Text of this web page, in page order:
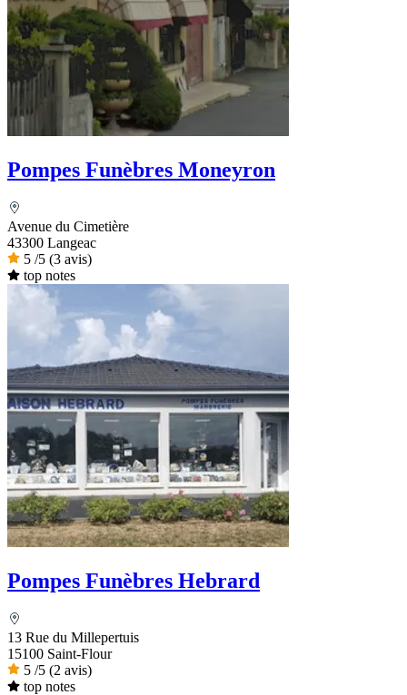
Pompes Funèbres Moneyron
Avenue du Cimetière
43300 Langeac
5 /5 (3 avis)
top notes
Pompes Funèbres Hebrard
13 Rue du Millepertuis
15100 Saint-Flour
5 /5 (2 avis)
top notes